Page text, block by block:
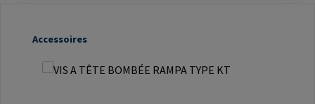
Ignorer la galerie de produits
Accessoires